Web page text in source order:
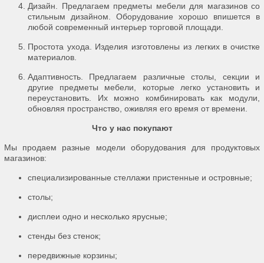
Дизайн. Предлагаем предметы мебели для магазинов со
стильным дизайном. Оборудование хорошо впишется в
любой современный интерьер торговой площади.
Простота ухода. Изделия изготовлены из легких в очистке
материалов.
Адаптивность. Предлагаем различные столы, секции и
другие предметы мебели, которые легко установить и
переустановить. Их можно комбинировать как модули,
обновляя пространство, оживляя его время от времени.
Что у нас покупают
Мы продаем разные модели оборудования для продуктовых
магазинов:
специализированные стеллажи пристенные и островные;
столы;
дисплеи одно и несколько ярусные;
стенды без стенок;
передвижные корзины;